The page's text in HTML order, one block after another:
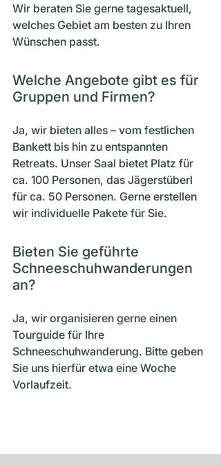
Wir beraten Sie gerne tagesaktuell,
welches Gebiet am besten zu Ihren
Wünschen passt.
Welche Angebote gibt es für
Gruppen und Firmen?
Ja, wir bieten alles – vom festlichen
Bankett bis hin zu entspannten
Retreats. Unser Saal bietet Platz für
ca. 100 Personen, das Jägerstüberl
für ca. 50 Personen. Gerne erstellen
wir individuelle Pakete für Sie.
Bieten Sie geführte
Schneeschuhwanderungen
an?
Ja, wir organisieren gerne einen
Tourguide für Ihre
Schneeschuhwanderung. Bitte geben
Sie uns hierfür etwa eine Woche
Vorlaufzeit.